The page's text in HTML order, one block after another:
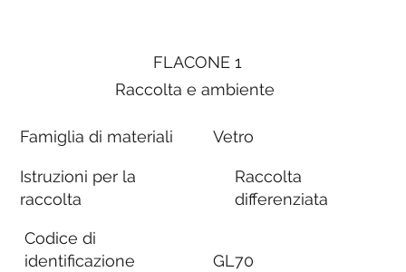
FLACONE 1
Raccolta e ambiente
Famiglia di materiali
Istruzioni per la
raccolta
Codice di
identificazione
Vetro
Raccolta
differenziata
GL70